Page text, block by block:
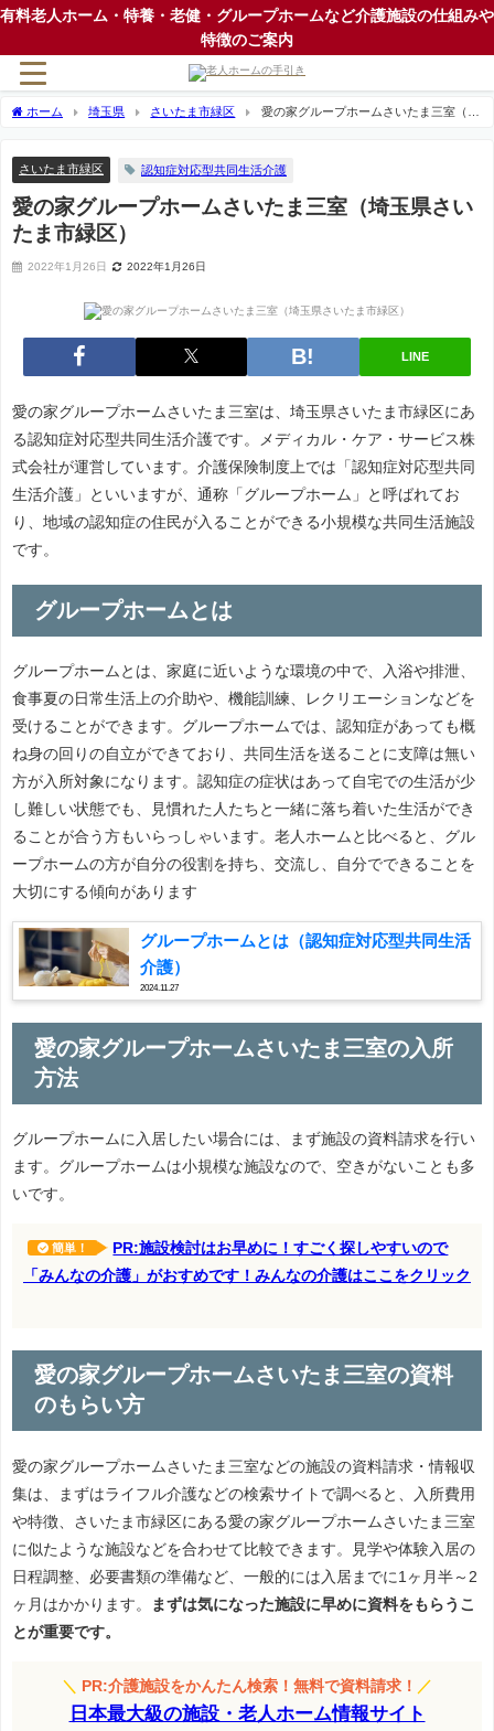
有料老人ホーム・特養・老健・グループホームなど介護施設の仕組みや
特徴のご案内
ホーム 埼玉県 さいたま市緑区
愛の家グループホームさいたま三室（埼
さいたま市緑区 認知症対応型共同生活介護
愛の家グループホームさいたま三室（埼玉県さい
たま市緑区）
2022年1月26日 2022年1月26日
LINE
愛の家グループホームさいたま三室は、埼玉県さいたま市緑区にあ
る認知症対応型共同生活介護です。メディカル・ケア・サービス株
式会社が運営しています。介護保険制度上では「認知症対応型共同
生活介護」といいますが、通称「グループホーム」と呼ばれてお
り、地域の認知症の住民が入ることができる小規模な共同生活施設
です。
グループホームとは
グループホームとは、家庭に近いような環境の中で、入浴や排泄、
食事夏の日常生活上の介助や、機能訓練、レクリエーションなどを
受けることができます。グループホームでは、認知症があっても概
ね身の回りの自立ができており、共同生活を送ることに支障は無い
方が入所対象になります。認知症の症状はあって自宅での生活が少
し難しい状態でも、見慣れた人たちと一緒に落ち着いた生活ができ
ることが合う方もいらっしゃいます。老人ホームと比べると、グル
ープホームの方が自分の役割を持ち、交流し、自分でできることを
大切にする傾向があります
グループホームとは（認知症対応型共同生活
介護）
2024.11.27
愛の家グループホームさいたま三室の入所
方法
グループホームに入居したい場合には、まず施設の資料請求を行い
ます。グループホームは小規模な施設なので、空きがないことも多
いです。
簡単！
PR:施設検討はお早めに！すごく探しやすいので
「みんなの介護」がおすめです！みんなの介護はここをクリック
愛の家グループホームさいたま三室の資料
のもらい方
愛の家グループホームさいたま三室などの施設の資料請求・情報収
集は、まずはライフル介護などの検索サイトで調べると、入所費用
や特徴、さいたま市緑区にある愛の家グループホームさいたま三室
に似たような施設などを合わせて比較できます。見学や体験入居の
日程調整、必要書類の準備など、一般的には入居までに1ヶ月半～2
ヶ月はかかります。
まずは気になった施設に早めに資料をもらうこ
とが重要です。
＼ PR:介護施設をかんたん検索！無料で資料請求！ ／
日本最大級の施設・老人ホーム情報サイト